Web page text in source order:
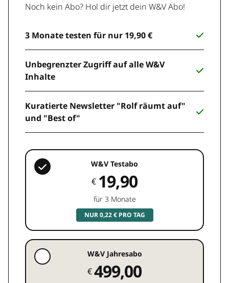
Noch kein Abo? Hol dir jetzt dein W&V Abo!
3 Monate testen für nur 19,90 €
Unbegrenzter Zugriff auf alle W&V
Inhalte
Kuratierte Newsletter "Rolf räumt auf"
und "Best of"
W&V Testabo
€ 19,90
für 3 Monate
NUR 0,22 € PRO TAG
W&V Jahresabo
€499,00